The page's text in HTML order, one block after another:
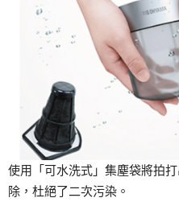
使用「可水洗式」集塵袋將拍
除，杜絕了二次污染。